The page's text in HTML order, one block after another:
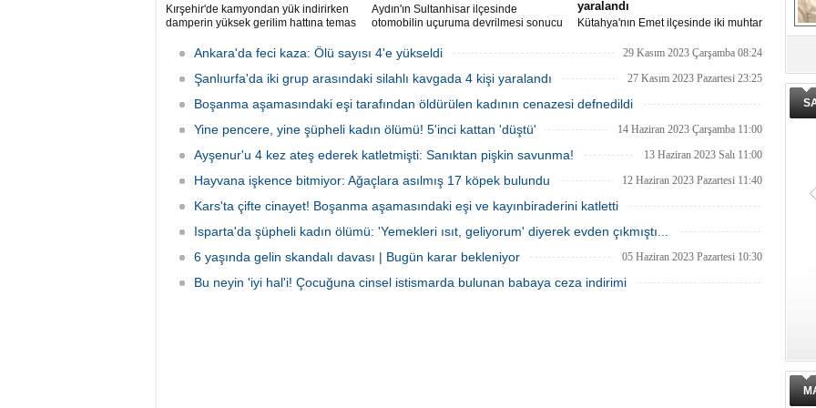
Kırşehir'de kamyondan yük indirirken
damperin yüksek gerilim hattına temas
sürücü hayatını kaybetti.
Aydın'ın Sultanhisar ilçesinde
otomobilin uçuruma devrilmesi sonucu
yaralandı
Kütahya'nın Emet ilçesinde iki muhtar
öldü, 1 kişi yaralandı.
Ankara'da feci kaza: Ölü sayısı 4'e yükseldi 29 Kasım 2023 Çarşamba 08:24
Şanlıurfa'da iki grup arasındaki silahlı kavgada 4 kişi yaralandı 27 Kasım 2023 Pazartesi 23:25
Boşanma aşamasındaki eşi tarafından öldürülen kadının cenazesi defnedildi
02 Ağustos 2023 Çarşamba 16:00
Yine pencere, yine şüpheli kadın ölümü! 5'inci kattan 'düştü' 14 Haziran 2023 Çarşamba 11:00
Ayşenur'u 4 kez ateş ederek katletmişti: Sanıktan pişkin savunma! 13 Haziran 2023 Salı 11:00
Hayvana işkence bitmiyor: Ağaçlara asılmış 17 köpek bulundu 12 Haziran 2023 Pazartesi 11:40
Kars'ta çifte cinayet! Boşanma aşamasındaki eşi ve kayınbiraderini katletti
12 Haziran 2023 Pazartesi 11:30
Isparta'da şüpheli kadın ölümü: 'Yemekleri ısıt, geliyorum' diyerek evden çıkmıştı...
07 Haziran 2023 Çarşamba 10:50
6 yaşında gelin skandalı davası | Bugün karar bekleniyor 05 Haziran 2023 Pazartesi 10:30
Bu neyin 'iyi hal'i! Çocuğuna cinsel istismarda bulunan babaya ceza indirimi